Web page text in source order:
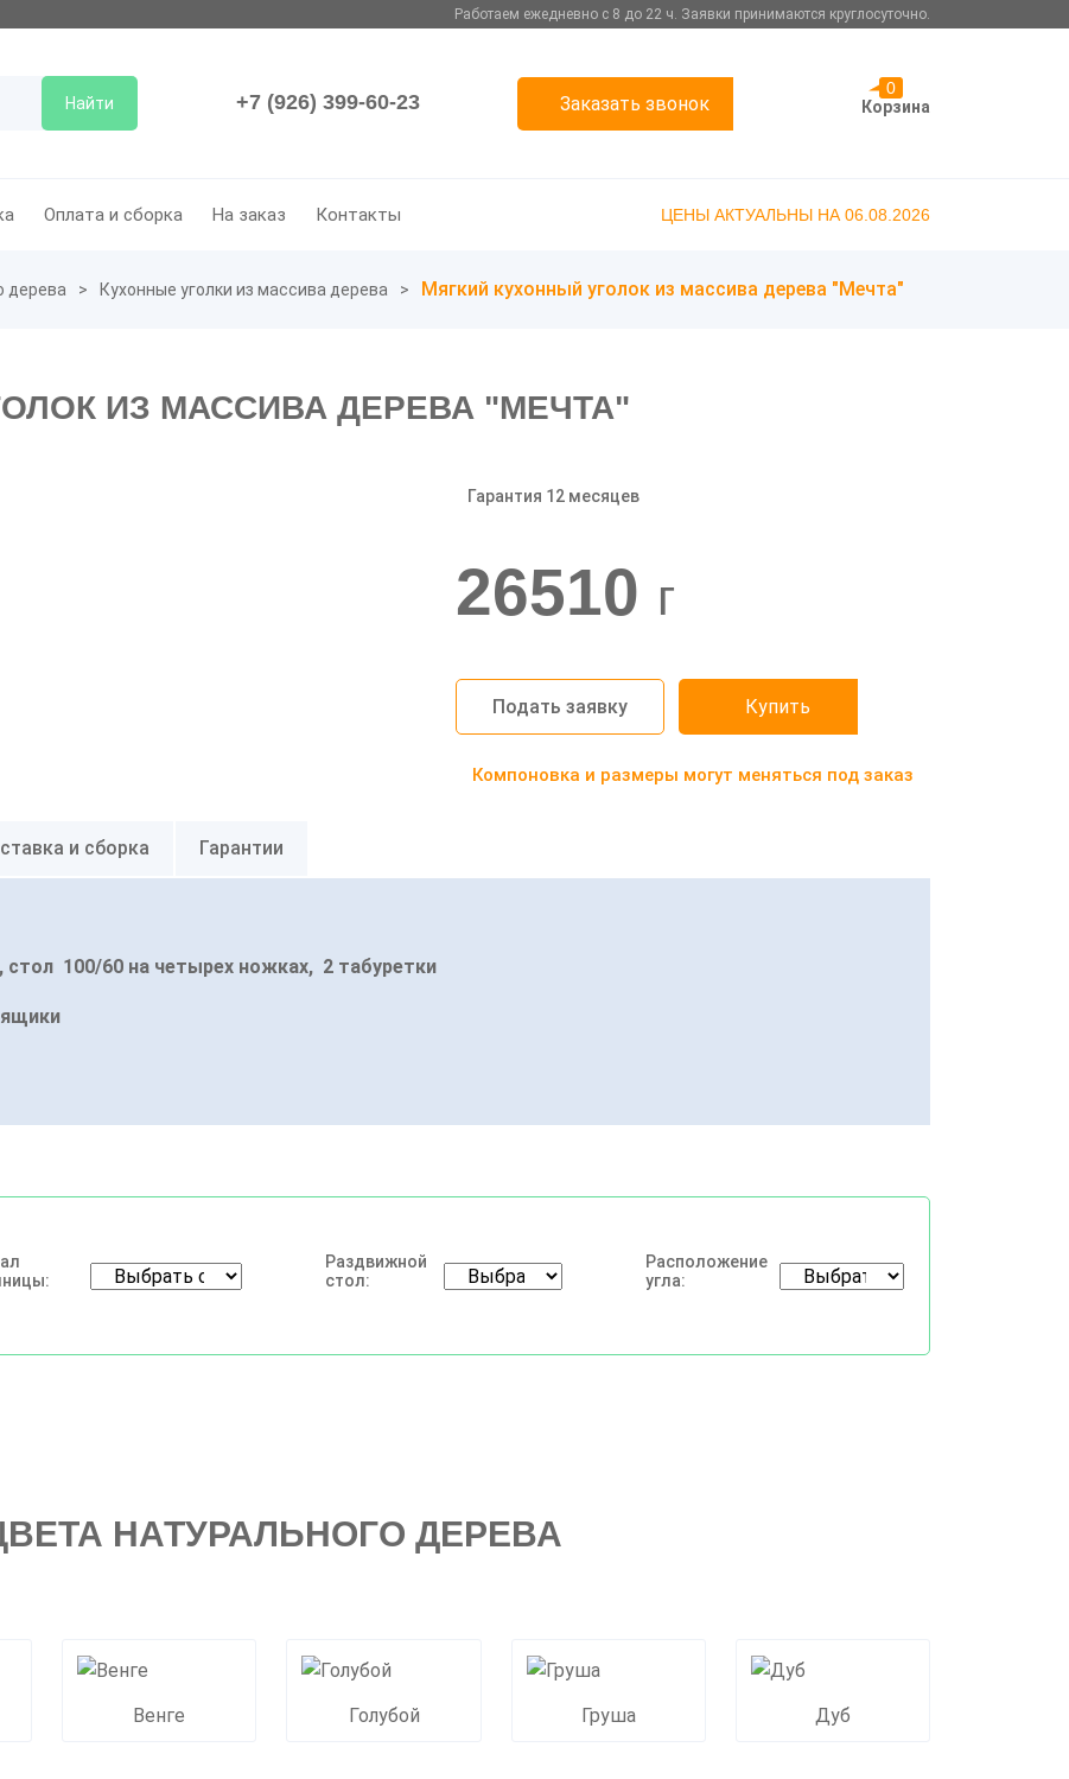
Работаем ежедневно с 8 до 22 ч. Заявки принимаются круглосуточно.
Найти +7 (926) 399-60-23 Заказать звонок
0
Корзина
Оплата и сборка На заказ Контакты ЦЕНЫ АКТУАЛЬНЫ НА 06.08.2026
дерева Кухонные уголки из массива дерева Мягкий кухонный уголок из массива дерева "Мечта"
ИЗ МАССИВА ДЕРЕВА "МЕЧТА"
Гарантия 12 месяцев
26510 г
Подать заявку Купить
Компоновка и размеры могут меняться под заказ
и сборка Гарантии
100/60 на четырех ножках, 2 табуретки
Раздвижной
стол:
Расположение
угла:
НАТУРАЛЬНОГО ДЕРЕВА
Венге Голубой Груша Дуб